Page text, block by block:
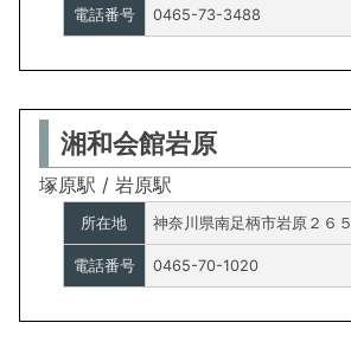
電話番号 0465-73-3488
湘和会館岩原
塚原駅 / 岩原駅
所在地 神奈川県南足柄市岩原２６５
電話番号 0465-70-1020